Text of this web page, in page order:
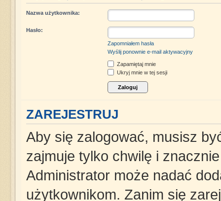
Nazwa użytkownika:
Hasło:
Zapomniałem hasła
Wyślij ponownie e-mail aktywacyjny
Zapamiętaj mnie
Ukryj mnie w tej sesji
ZAREJESTRUJ
Aby się zalogować, musisz
zajmuje tylko chwilę i
Administrator może nadać
użytkownikom. Zanim się